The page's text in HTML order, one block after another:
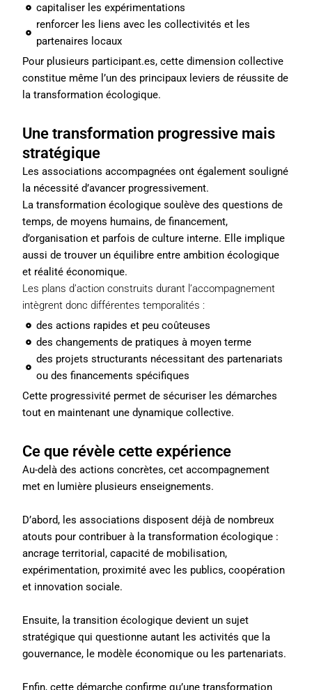
capitaliser les expérimentations
renforcer les liens avec les collectivités et les
partenaires locaux
Pour plusieurs participant.es, cette dimension collective
constitue même l’un des principaux leviers de réussite de
la transformation écologique.
Une transformation progressive mais
stratégique
Les associations accompagnées ont également souligné
la nécessité d’avancer progressivement.
La transformation écologique soulève des questions de
temps, de moyens humains, de financement,
d’organisation et parfois de culture interne. Elle implique
aussi de trouver un équilibre entre ambition écologique
et réalité économique.
Les plans d’action construits durant l’accompagnement
intègrent donc différentes temporalités :
des actions rapides et peu coûteuses
des changements de pratiques à moyen terme
des projets structurants nécessitant des partenariats
ou des financements spécifiques
Cette progressivité permet de sécuriser les démarches
tout en maintenant une dynamique collective.
Ce que révèle cette expérience
Au-delà des actions concrètes, cet accompagnement
met en lumière plusieurs enseignements.
D’abord, les associations disposent déjà de nombreux
atouts pour contribuer à la transformation écologique :
ancrage territorial, capacité de mobilisation,
expérimentation, proximité avec les publics, coopération
et innovation sociale.
Ensuite, la transition écologique devient un sujet
stratégique qui questionne autant les activités que la
gouvernance, le modèle économique ou les partenariats.
Enfin, cette démarche confirme qu’une transformation